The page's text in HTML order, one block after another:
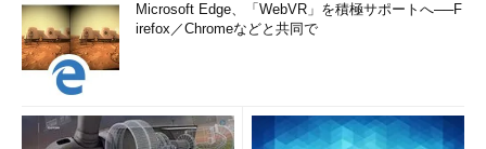
Microsoft Edge、「WebVR」を積極サポートへ──F
irefox／Chromeなどと共同で